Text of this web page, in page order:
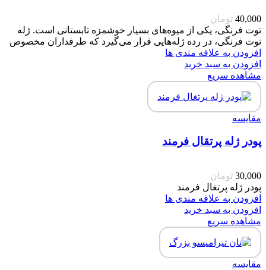
40,000 تومان
توت فرنگی، یکی از میوه‌های بسیار خوشمزه تابستانی است. ژله
توت فرنگی، در رده ژله‌هایی قرار می‌گیرد که طرفداران مخصوص
افزودن به علاقه مندی ها
افزودن به سبد خرید
مشاهده سریع
مقایسه
پودر ژله پرتقال فرمند
30,000 تومان
پودر ژله پرتغال فرمند
افزودن به علاقه مندی ها
افزودن به سبد خرید
مشاهده سریع
مقایسه